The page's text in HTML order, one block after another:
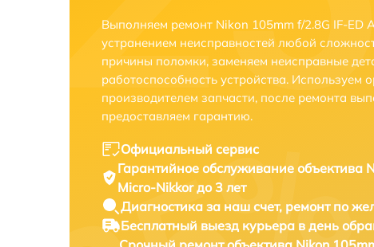
Выполняем ремонт Nikon 105mm f/2.8G IF-ED
устранением неисправностей любой
причины поломки, заменяем неисправные
работоспособность устройства.
производителем запчасти, после ремонта
предоставляем гарантию.
Официальный сервис
Гарантийное обслуживание объектива
Micro-Nikkor до 3 лет
Диагностика за наш счет, ремонт по
Бесплатный выезд курьера в день